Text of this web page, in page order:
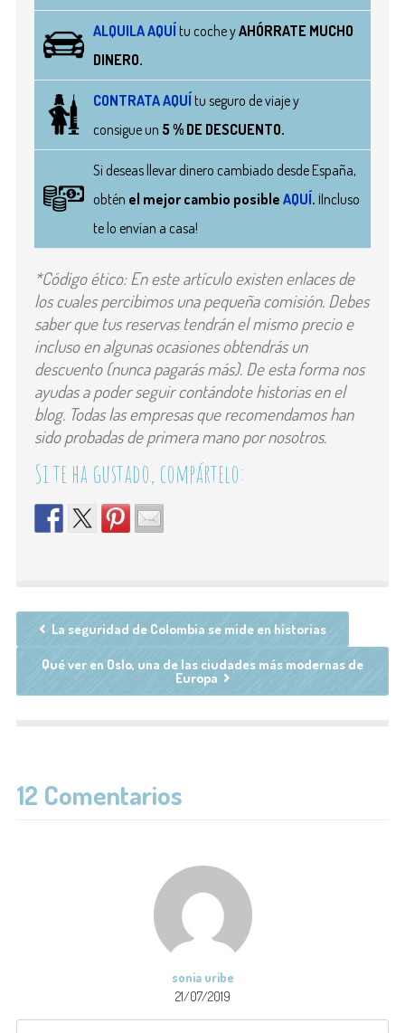
ALQUILA AQUÍ tu cocheyAHÓRRATE MUCHO
DINERO.
CONTRATA AQUÍ tu seguro de viaje y
consigue un 5 % DE DESCUENTO.
Si deseas llevar dinero cambiado desde España,
obtén el mejor cambio posible AQUÍ. ¡Incluso
te lo envían a casa!
*Código ético: En este artículo existen enlaces de
los cuales percibimos una pequeña comisión. Debes
saber que tus reservas tendrán el mismo precio e
incluso en algunas ocasiones obtendrás un
descuento (nunca pagarás más). De esta forma nos
ayudas a poder seguir contándote historias en el
blog. Todas las empresas que recomendamos han
sido probadas de primera mano por nosotros.
Si te ha gustado, compártelo:
La seguridad de Colombia se mide en historias
Qué ver en Oslo, una de las ciudades más modernas de
Europa
12 Comentarios
sonia uribe
21/07/2019